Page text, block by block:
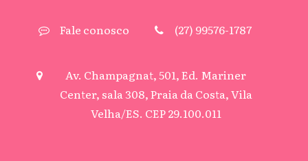
Fale conosco (27) 99576-1787
Av. Champagnat, 501, Ed. Mariner
Center, sala 308, Praia da Costa, Vila
Velha/ES. CEP 29.100.011